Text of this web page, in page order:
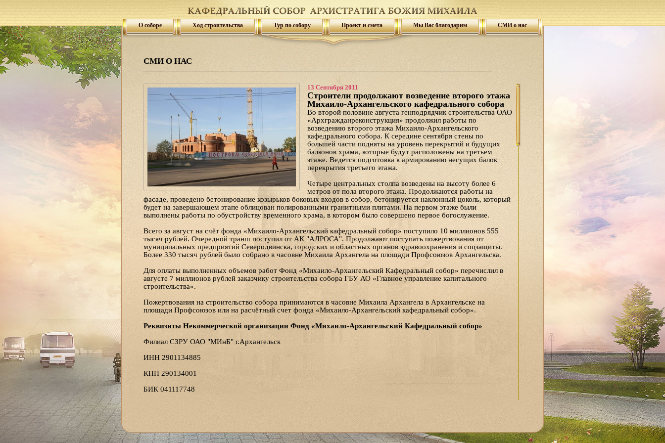
О соборе Ход строительства Тур по собору Проект и смета Мы Вас благодарим СМИ о нас
СМИ О НАС
13 Сентября 2011
Строители продолжают возведение второго этажа
Михаило-Архангельского кафедрального собора
Во второй половине августа генподрядчик строительства ОАО
«Архгражданреконструкция» продолжил работы по
возведению второго этажа Михаило-Архангельского
кафедрального собора. К середине сентября стены по
большей части подняты на уровень перекрытий и будущих
балконов храма, которые будут расположены на третьем
этаже. Ведется подготовка к армированию несущих балок
перекрытия третьего этажа.
Четыре центральных столпа возведены на высоту более 6
метров от пола второго этажа. Продолжаются работы на
фасаде, проведено бетонирование козырьков боковых входов в собор, бетонируется наклонный цоколь, который
будет на завершающем этапе облицован полированными гранитными плитами. На первом этаже были
выполнены работы по обустройству временного храма, в котором было совершено первое богослужение.
Всего за август на счёт фонда «Михаило-Архангельский кафедральный собор» поступило 10 миллионов 555
тысяч рублей. Очередной транш поступил от АК "АЛРОСА". Продолжают поступать пожертвования от
муниципальных предприятий Северодвинска, городских и областных органов здравоохранения и соцзащиты.
Более 330 тысяч рублей было собрано в часовне Михаила Архангела на площади Профсоюзов Архангельска.
Для оплаты выполненных объемов работ Фонд «Михаило-Архангельский Кафедральный собор» перечислил в
августе 7 миллионов рублей заказчику строительства собора ГБУ АО «Главное управление капитального
строительства».
Пожертвования на строительство собора принимаются в часовне Михаила Архангела в Архангельске на
площади Профсоюзов или на расчётный счет фонда «Михаило-Архангельский кафедральный собор».
Реквизиты Некоммерческой организации Фонд «Михаило-Архангельский Кафедральный собор»
Филиал СЗРУ ОАО "МИнБ" г.Архангельск
ИНН 2901134885
КПП 290134001
БИК 041117748
К/С 30101810500000000748
Архангельская и Холмогорская епархия